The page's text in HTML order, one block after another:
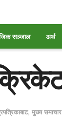
सञ्जाल अर्थ
, मुख्य समाचार